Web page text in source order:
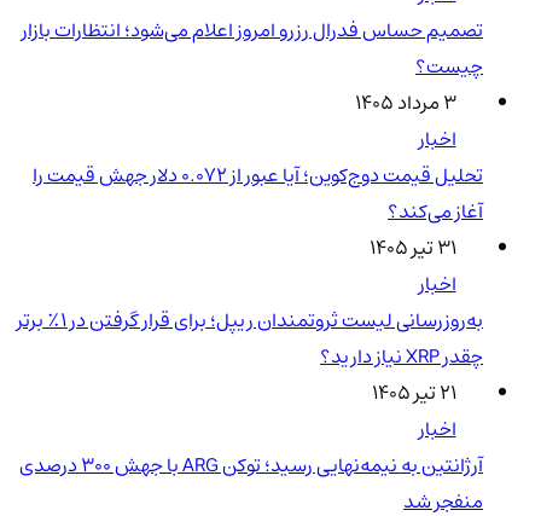
تصمیم حساس فدرال رزرو امروز اعلام می‌شود؛ انتظارات بازار
چیست؟
۳ مرداد ۱۴۰۵
اخبار
تحلیل قیمت دوج‌کوین؛ آیا عبور از ۰.۰۷۲ دلار جهش قیمت را
آغاز می‌کند؟
۳۱ تیر ۱۴۰۵
اخبار
به‌روزرسانی لیست ثروتمندان ریپل؛ برای قرار گرفتن در ۱٪ برتر
چقدر XRP نیاز دارید؟
۲۱ تیر ۱۴۰۵
اخبار
آرژانتین به نیمه‌نهایی رسید؛ توکن ARG با جهش ۳۰۰ درصدی
منفجر شد